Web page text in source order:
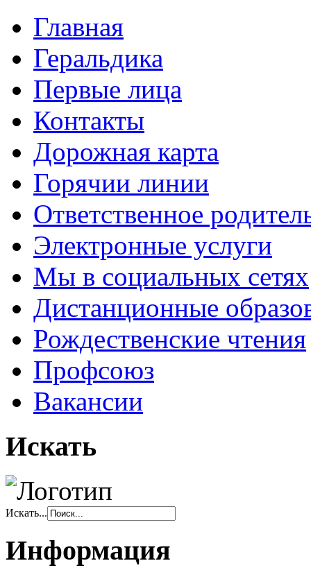
Главная
Геральдика
Первые лица
Контакты
Дорожная карта
Горячии линии
Ответственное
Электронные услуги
Мы в социальных сетях
Дистанционные
Рождественские чтения
Профсоюз
Вакансии
Искать
Искать...
Информация